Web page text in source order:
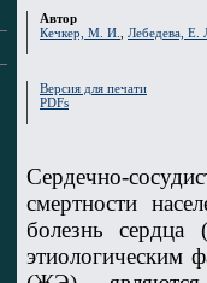
Автор
Кечкер, М. И.
Лебедева, Е.
Версия для печати
PDFs
Cердечно-
смертности
болезнь
этиологическим